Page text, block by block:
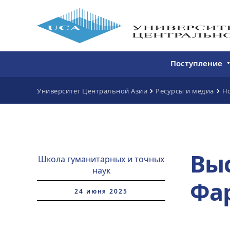
Поступление
Магистратура
образование
Университет Центральной Азии Ресурсы и медиа
Школа гуманитарных и точных
наук
24 июня 2025